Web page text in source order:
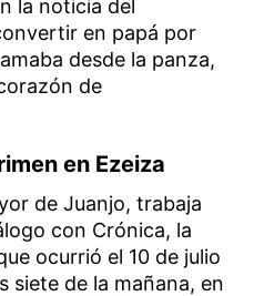
la noticia del
en papá por
desde la panza,
de
en Ezeiza
de Juanjo, trabaja
con Crónica, la
ocurrió el 10 de julio
siete de la mañana, en